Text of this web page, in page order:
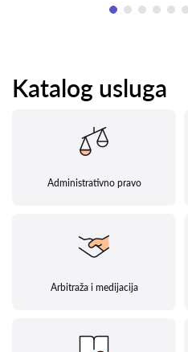
Katalog usluga
Administrativno pravo
Arbitraža i medijacija